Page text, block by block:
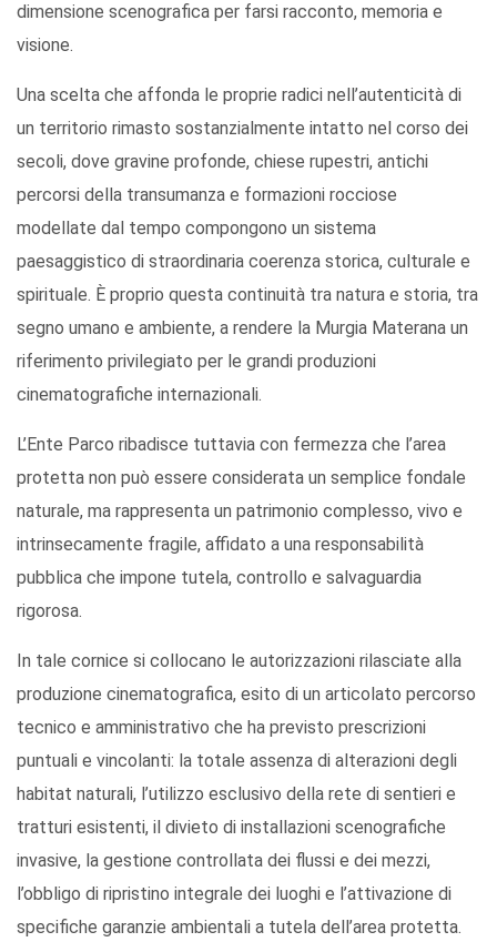
dimensione scenografica per farsi racconto, memoria e
visione.
Una scelta che affonda le proprie radici nell’autenticità di
un territorio rimasto sostanzialmente intatto nel corso dei
secoli, dove gravine profonde, chiese rupestri, antichi
percorsi della transumanza e formazioni rocciose
modellate dal tempo compongono un sistema
paesaggistico di straordinaria coerenza storica, culturale e
spirituale. È proprio questa continuità tra natura e storia, tra
segno umano e ambiente, a rendere la Murgia Materana un
riferimento privilegiato per le grandi produzioni
cinematografiche internazionali.
L’Ente Parco ribadisce tuttavia con fermezza che l’area
protetta non può essere considerata un semplice fondale
naturale, ma rappresenta un patrimonio complesso, vivo e
intrinsecamente fragile, affidato a una responsabilità
pubblica che impone tutela, controllo e salvaguardia
rigorosa.
In tale cornice si collocano le autorizzazioni rilasciate alla
produzione cinematografica, esito di un articolato percorso
tecnico e amministrativo che ha previsto prescrizioni
puntuali e vincolanti: la totale assenza di alterazioni degli
habitat naturali, l’utilizzo esclusivo della rete di sentieri e
tratturi esistenti, il divieto di installazioni scenografiche
invasive, la gestione controllata dei flussi e dei mezzi,
l’obbligo di ripristino integrale dei luoghi e l’attivazione di
specifiche garanzie ambientali a tutela dell’area protetta.